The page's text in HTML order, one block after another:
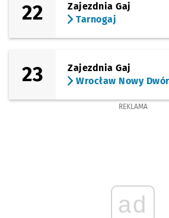
22
Zajezdnia Gaj
Tarnogaj
23
Zajezdnia Gaj
Wrocław Nowy
REKLAMA
ad